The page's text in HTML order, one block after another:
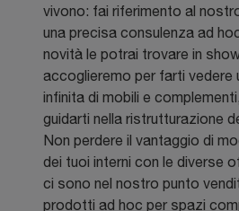
vivono: fai riferimento al
una precisa consulenza ad
novità le potrai trovare in
accoglieremo per farti vedere
infinita di mobili e
guidarti nella ristrutturazione
Non perdere il vantaggio di
dei tuoi interni con le diverse
ci sono nel nostro punto
prodotti ad hoc per spazi